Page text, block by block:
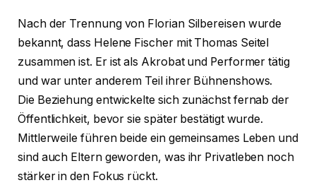
Nach der Trennung von Florian Silbereisen wurde
bekannt, dass Helene Fischer mit Thomas Seitel
zusammen ist. Er ist als Akrobat und Performer tätig
und war unter anderem Teil ihrer Bühnenshows.
Die Beziehung entwickelte sich zunächst fernab der
Öffentlichkeit, bevor sie später bestätigt wurde.
Mittlerweile führen beide ein gemeinsames Leben und
sind auch Eltern geworden, was ihr Privatleben noch
stärker in den Fokus rückt.